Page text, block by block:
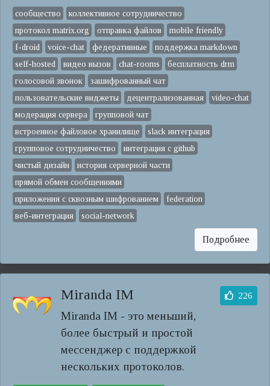
сообщество
коллективное сотрудничество
протокол matrix.org
отправка файлов
mobile friendly
f-droid
voice-chat федеративные
поддержка markdown
self-hosted
видео вызов chat-rooms
бесплатность drm
голосовой звонок
зашифрованный чат
пользовательские виджеты
децентрализованная
video-chat
модерация сервера
групповой чат
встроенное файловое хранилище
slack интеграция
групповое сотрудничество
интеграция с github
чистый дизайн
история серверной части
прямой обмен сообщениями
приложения с сквозным шифрованием
federation
веб-интеграция
social-network
Подробнее
Miranda IM
Miranda IM - это меньший,
более быстрый и простой
мессенджер с поддержкой
нескольких протоколов.
226